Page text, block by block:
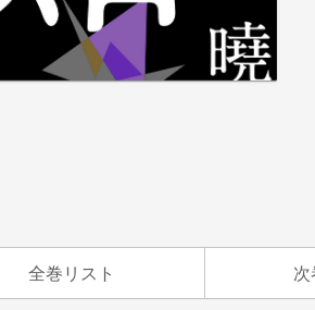
全巻リスト 次